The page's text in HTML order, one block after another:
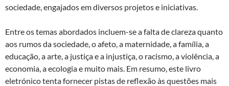
sociedade, engajados em diversos projetos e iniciativas.
Entre os temas abordados incluem-se a falta de clareza quanto
aos rumos da sociedade, o afeto, a maternidade, a família, a
educação, a arte, a justiça e a injustiça, o racismo, a violência, a
economia, a ecologia e muito mais. Em resumo, este livro
eletrónico tenta fornecer pistas de reflexão às questões mais